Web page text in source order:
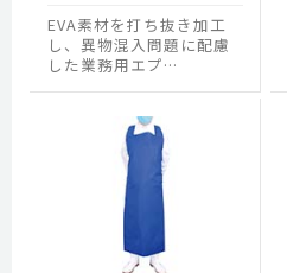
EVA素材を打ち抜き加工
し、異物混入問題に配慮
した業務用エプ…